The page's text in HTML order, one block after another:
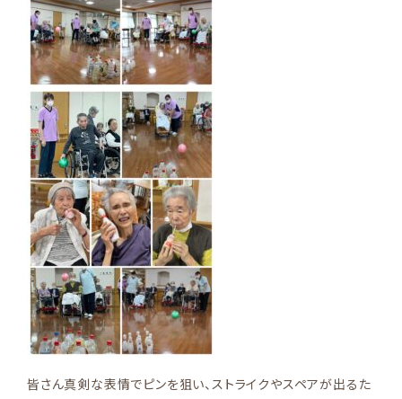
皆さん真剣な表情でピンを狙い、ストライクやスペアが出るた